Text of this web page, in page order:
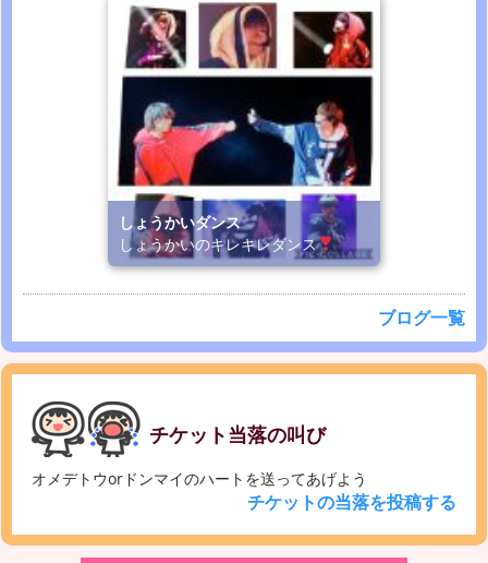
しょうかいダンス
しょうかいのキレキレダンス
ブログ一覧
チケット当落の叫び
オメデトウorドンマイのハートを送ってあげよう
チケットの当落を投稿する